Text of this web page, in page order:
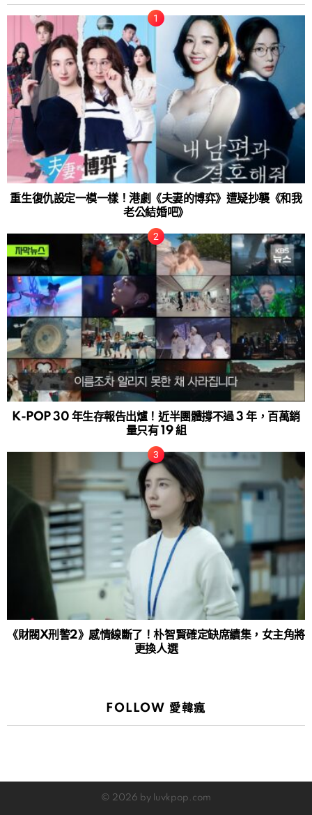
重生復仇設定一模一樣！港劇《夫妻的博弈》遭疑抄襲《和我
老公結婚吧》
K-POP 30 年生存報告出爐！近半團體撐不過 3 年，百萬銷
量只有 19 組
《財閥X刑警2》感情線斷了！朴智賢確定缺席續集，女主角將
更換人選
FOLLOW 愛韓瘋
© 2026 by luvkpop.com